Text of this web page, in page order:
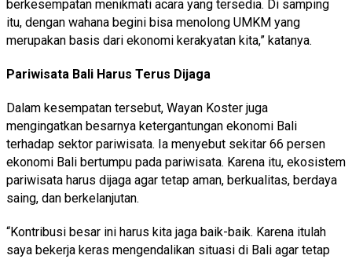
berkesempatan menikmati acara yang tersedia. Di samping
itu, dengan wahana begini bisa menolong UMKM yang
merupakan basis dari ekonomi kerakyatan kita,” katanya.
Pariwisata Bali Harus Terus Dijaga
Dalam kesempatan tersebut, Wayan Koster juga
mengingatkan besarnya ketergantungan ekonomi Bali
terhadap sektor pariwisata. Ia menyebut sekitar 66 persen
ekonomi Bali bertumpu pada pariwisata. Karena itu, ekosistem
pariwisata harus dijaga agar tetap aman, berkualitas, berdaya
saing, dan berkelanjutan.
“Kontribusi besar ini harus kita jaga baik-baik. Karena itulah
saya bekerja keras mengendalikan situasi di Bali agar tetap